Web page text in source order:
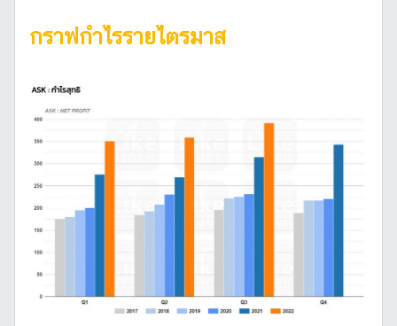
กราฟกำไรรายไตรมาส